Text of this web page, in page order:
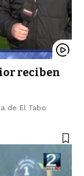
reciben
de El Tabo